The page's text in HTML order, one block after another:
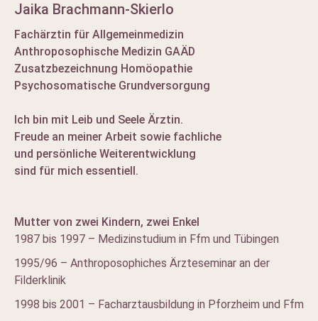
Jaika Brachmann-Skierlo
Fachärztin für Allgemeinmedizin
Anthroposophische Medizin GAÄD
Zusatzbezeichnung Homöopathie
Psychosomatische Grundversorgung
Ich bin mit Leib und Seele Ärztin.
Freude an meiner Arbeit sowie fachliche
und persönliche Weiterentwicklung
sind für mich essentiell.
Mutter von zwei Kindern, zwei Enkel
1987 bis 1997 – Medizinstudium in Ffm und Tübingen
1995/96 – Anthroposophiches Ärzteseminar an der
Filderklinik
1998 bis 2001 – Facharztausbildung in Pforzheim und Ffm